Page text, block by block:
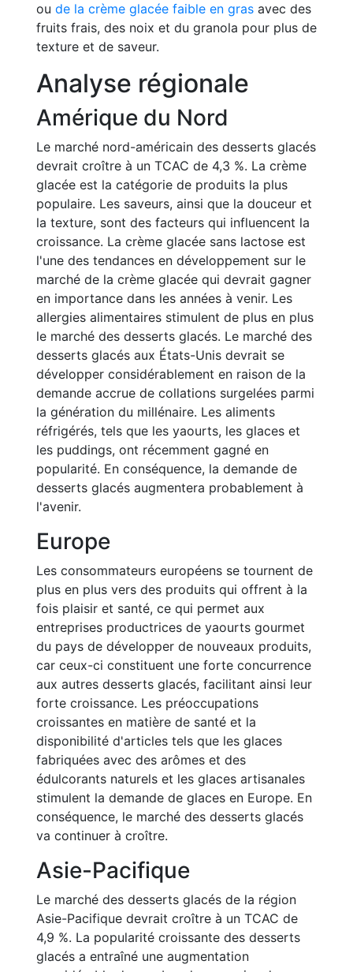
ou de la crème glacée faible en gras avec des
fruits frais, des noix et du granola pour plus de
texture et de saveur.
Analyse régionale
Amérique du Nord
Le marché nord-américain des desserts glacés
devrait croître à un TCAC de 4,3 %. La crème
glacée est la catégorie de produits la plus
populaire. Les saveurs, ainsi que la douceur et
la texture, sont des facteurs qui influencent la
croissance. La crème glacée sans lactose est
l'une des tendances en développement sur le
marché de la crème glacée qui devrait gagner
en importance dans les années à venir. Les
allergies alimentaires stimulent de plus en plus
le marché des desserts glacés. Le marché des
desserts glacés aux États-Unis devrait se
développer considérablement en raison de la
demande accrue de collations surgelées parmi
la génération du millénaire. Les aliments
réfrigérés, tels que les yaourts, les glaces et
les puddings, ont récemment gagné en
popularité. En conséquence, la demande de
desserts glacés augmentera probablement à
l'avenir.
Europe
Les consommateurs européens se tournent de
plus en plus vers des produits qui offrent à la
fois plaisir et santé, ce qui permet aux
entreprises productrices de yaourts gourmet
du pays de développer de nouveaux produits,
car ceux-ci constituent une forte concurrence
aux autres desserts glacés, facilitant ainsi leur
forte croissance. Les préoccupations
croissantes en matière de santé et la
disponibilité d'articles tels que les glaces
fabriquées avec des arômes et des
édulcorants naturels et les glaces artisanales
stimulent la demande de glaces en Europe. En
conséquence, le marché des desserts glacés
va continuer à croître.
Asie-Pacifique
Le marché des desserts glacés de la région
Asie-Pacifique devrait croître à un TCAC de
4,9 %. La popularité croissante des desserts
glacés a entraîné une augmentation